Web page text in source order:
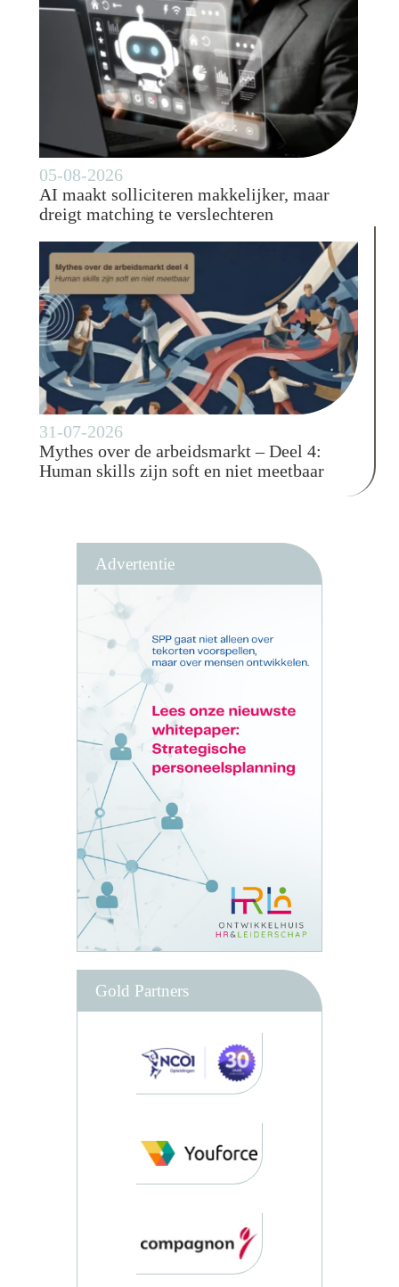
05-08-2026
AI maakt solliciteren makkelijker, maar
dreigt matching te verslechteren
31-07-2026
Mythes over de arbeidsmarkt – Deel 4:
Human skills zijn soft en niet meetbaar
Advertentie
Gold Partners